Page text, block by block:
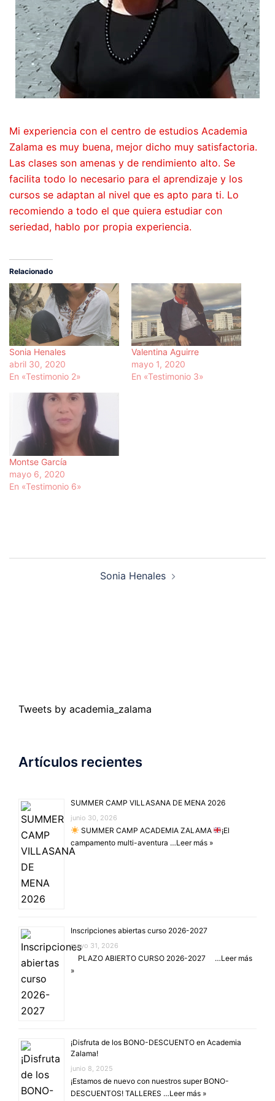
Mi experiencia con el centro de estudios Academia
Zalama es muy buena, mejor dicho muy satisfactoria.
Las clases son amenas y de rendimiento alto. Se
facilita todo lo necesario para el aprendizaje y los
cursos se adaptan al nivel que es apto para ti. Lo
recomiendo a todo el que quiera estudiar con
seriedad, hablo por propia experiencia.
Relacionado
Sonia Henales
abril 30, 2020
En «Testimonio 2»
Valentina Aguirre
mayo 1, 2020
En «Testimonio 3»
Montse García
mayo 6, 2020
En «Testimonio 6»
Sonia Henales
Tweets by academia_zalama
Artículos recientes
SUMMER CAMP VILLASANA DE MENA 2026
junio 30, 2026
SUMMER CAMP ACADEMIA ZALAMA
¡El
campamento multi-aventura …Leer más »
Inscripciones abiertas curso 2026-2027
mayo 31, 2026
PLAZO ABIERTO CURSO 2026-2027 …Leer más
»
¡Disfruta de los BONO-DESCUENTO en Academia
Zalama!
junio 8, 2025
¡Estamos de nuevo con nuestros super BONO-
DESCUENTOS! TALLERES …Leer más »